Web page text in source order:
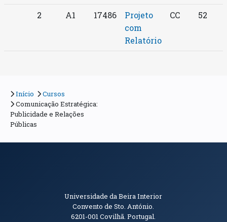
2
A1 17486
Projeto
com
Relatório
CC 52
Início
Cursos
Comunicação Estratégica:
Publicidade e Relações
Públicas
Informações de Contacto
Universidade da Beira Interior
Convento de Sto. António.
6201-001Covilhã. Portugal.